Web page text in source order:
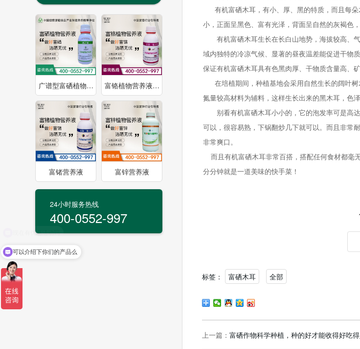
广谱型富硒植物… 富铬植物营养液…
富锗营养液 富锌营养液
24小时服务热线
400-0552-997
有机富硒木耳，有小、厚、黑的特质，而且每朵
小，正面呈黑色、富有光泽，背面呈自然的灰褐色
有机富硒木耳生长在长白山地势，海拔较高、气
域内独特的冷凉气候、显著的昼夜温差能促进干物
保证有机富硒木耳具有色黑肉厚、干物质含量高、
在培植期间，种植基地会采用自然生长的阔叶树
氮量较高材料为辅料，这样生长出来的黑木耳，色
别看有机富硒木耳小小的，它的泡发率可是高
可以，很容易熟，下锅翻炒几下就可以。而且非常
非常爽口。
而且有机富硒木耳非常百搭，搭配任何食材都
分分钟就是一道美味的快手菜！
标签： 富硒木耳 全部
上一篇： 富硒作物科学种植，种的好才能收得好吃得
可以介绍下你们的产品么